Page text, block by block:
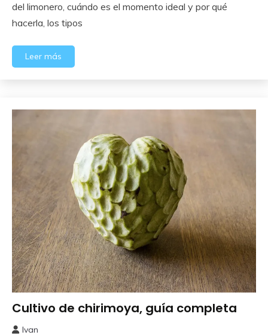
2025
del limonero, cuándo es el momento ideal y por qué
hacerla, los tipos
Leer más
Frutales
Cultivo de chirimoya, guía completa
Ivan